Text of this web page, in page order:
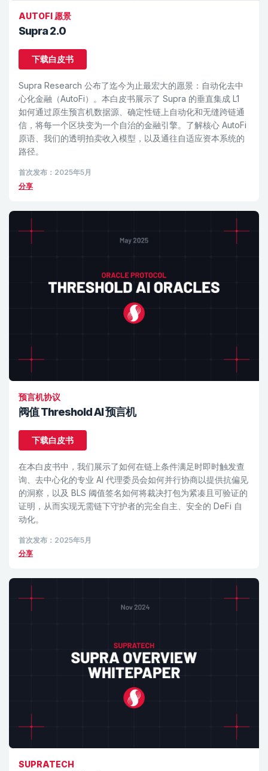
AUTOFI 愿景
Supra 2.0
下载白皮书
Supra Research 公布了迄今为止最宏大的愿景：自动化去中
心化金融（AutoFi）。本白皮书展示了 Supra 的垂直集成 L1
如何通过原生预言机数据源、确定性链上自动化和无缝跨链通
信，将每一个区块变为一个自治的金融引擎。了解核心 AutoFi
原语、我们的透明拍卖收入模型，以及通往自适应资本系统的
路径。
首次发布：2025年5月
分享
预言机协议
阀值 Threshold AI 预言机
下载白皮书
在本白皮书中，我们展示了如何在链上条件满足时即时触发查
询、去中心化的专业 AI 代理委员会如何并行协商以提供抗偏见
的洞察，以及 BLS 阈值签名如何将裁决打包为紧凑且可验证的
证明，从而实现无需链下守护者的完全自主、安全的 DeFi 自
动化。
首次发布：2025年5月
分享
SUPRATECH